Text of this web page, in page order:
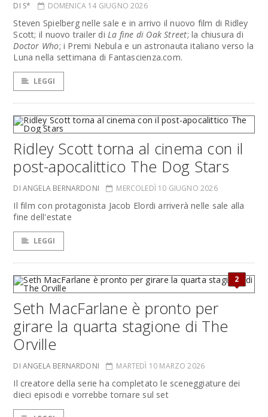
DI S* DOMENICA 14 GIUGNO 2026
Steven Spielberg nelle sale e in arrivo il nuovo film di Ridley
Scott; il nuovo trailer diLa fine di Oak Street; la chiusura di
Doctor Who; i Premi Nebula e un astronauta italiano verso la
Luna nella settimana di Fantascienza.com.
LEGGI
Ridley Scott torna al cinema con il
post-apocalittico The Dog Stars
DI ANGELA BERNARDONI MERCOLEDÌ 10 GIUGNO 2026
Il film con protagonista Jacob Elordi arriverà nelle sale alla
fine dell'estate
LEGGI
2
Seth MacFarlane è pronto per
girare la quarta stagione di The
Orville
DI ANGELA BERNARDONI MARTEDÌ 10 MARZO 2026
Il creatore della serie ha completato le sceneggiature dei
dieci episodi e vorrebbe tornare sul set